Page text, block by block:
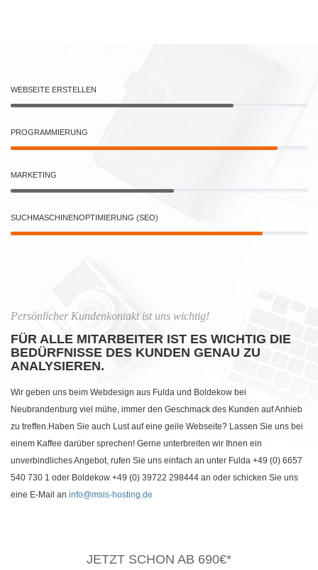
WEBSEITE ERSTELLEN
PROGRAMMIERUNG
MARKETING
SUCHMASCHINENOPTIMIERUNG (SEO)
Persönlicher Kundenkontakt ist uns wichtig!
FÜR ALLE MITARBEITER IST ES WICHTIG DIE
BEDÜRFNISSE DES KUNDEN GENAU ZU
ANALYSIEREN.
Wir geben uns beim Webdesign aus Fulda und Boldekow bei
Neubrandenburg viel mühe, immer den Geschmack des Kunden auf Anhieb
zu treffen.Haben Sie auch Lust auf eine geile Webseite? Lassen Sie uns bei
einem Kaffee darüber sprechen! Gerne unterbreiten wir Ihnen ein
unverbindliches Angebot, rufen Sie uns einfach an unter Fulda +49 (0) 6657
540 730 1 oder Boldekow +49 (0) 39722 298444 an oder schicken Sie uns
eine E-Mail an info@msis-hosting.de
JETZT SCHON AB 690€*